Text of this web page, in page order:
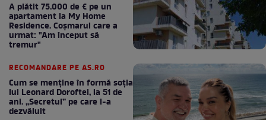
A plătit 75.000 de € pe un
apartament la My Home
Residence. Coşmarul care a
urmat: "Am început să
tremur"
RECOMANDARE PE AS.RO
Cum se menţine în formă soţia
lui Leonard Doroftei, la 51 de
ani. „Secretul” pe care l-a
dezvăluit